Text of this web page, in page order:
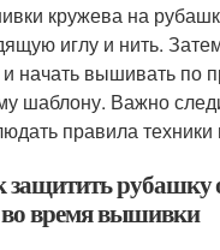
кружева на
иглу и нить.
и начать вышивать по
шаблону. Важно
правила
защитить рубашку
время вышивки